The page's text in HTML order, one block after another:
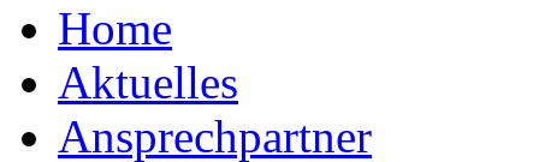
Home
Aktuelles
Ansprechpartner